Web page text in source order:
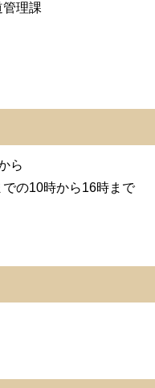
理課
ら
の10時から16時まで